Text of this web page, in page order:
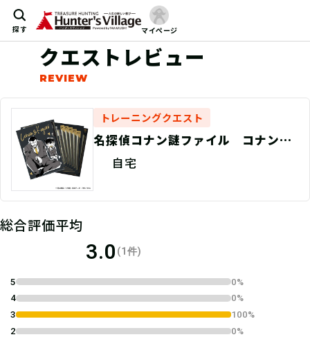
探す マイページ
クエストレビュー
トレーニングクエスト
名探偵コナン謎ファイル コナン＆
小五郎ver
自宅
総合評価平均
3.0 (1件)
5
0%
4
0%
3
100%
2
0%